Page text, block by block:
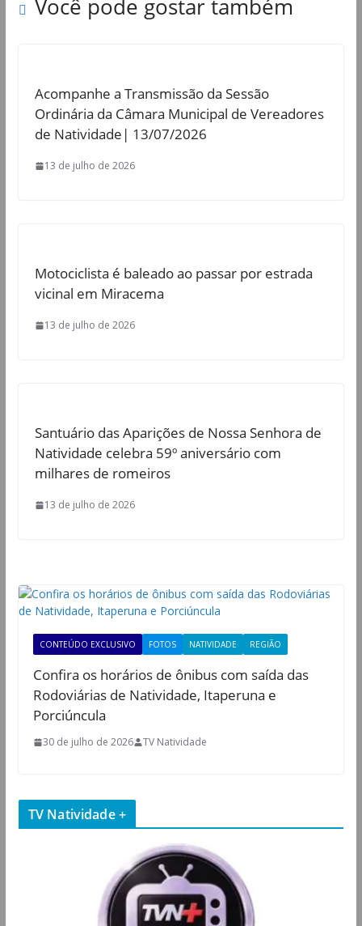
Você pode gostar também
Acompanhe a Transmissão da Sessão
Ordinária da Câmara Municipal de Vereadores
de Natividade| 13/07/2026
13 de julho de 2026
Motociclista é baleado ao passar por estrada
vicinal em Miracema
13 de julho de 2026
Santuário das Aparições de Nossa Senhora de
Natividade celebra 59º aniversário com
milhares de romeiros
13 de julho de 2026
CONTEÚDO EXCLUSIVO FOTOS NATIVIDADE REGIÃO
Confira os horários de ônibus com saída das
Rodoviárias de Natividade, Itaperuna e
Porciúncula
30 de julho de 2026 TV Natividade
TV Natividade +